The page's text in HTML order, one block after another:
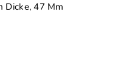
Dicke, 47 Mm